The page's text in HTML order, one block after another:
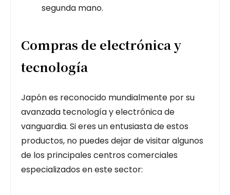
segunda mano.
Compras de electrónica y
tecnología
Japón es reconocido mundialmente por su
avanzada tecnología y electrónica de
vanguardia. Si eres un entusiasta de estos
productos, no puedes dejar de visitar algunos
de los principales centros comerciales
especializados en este sector: